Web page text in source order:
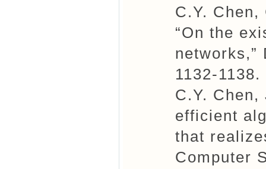
C.Y. Chen,
“On the
networks,”
1132-1138.
C.Y. Chen,
efficient
that
Computer